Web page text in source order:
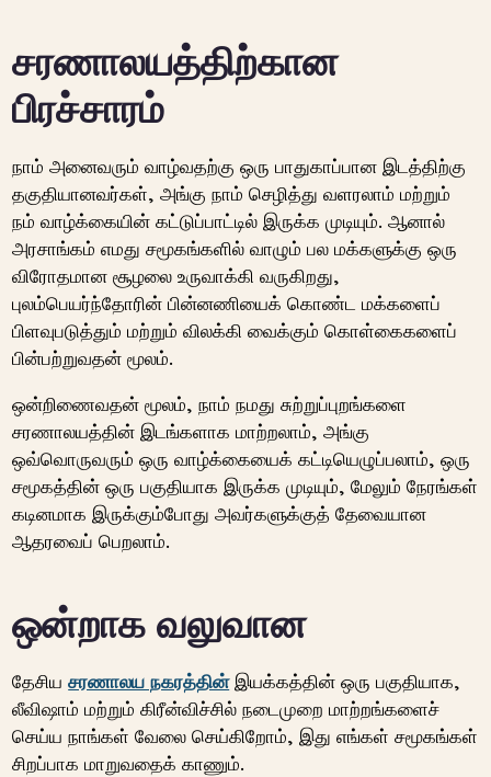
சரணாலயத்திற்கான
பிரச்சாரம்
நாம் அனைவரும் வாழ்வதற்கு ஒரு பாதுகாப்பான இடத்திற்கு
தகுதியானவர்கள், அங்கு நாம் செழித்து வளரலாம் மற்றும்
நம் வாழ்க்கையின் கட்டுப்பாட்டில் இருக்க முடியும்.ஆனால்
அரசாங்கம் எமது சமூகங்களில் வாழும் பல மக்களுக்கு ஒரு
விரோதமான சூழலை உருவாக்கி வருகிறது,
புலம்பெயர்ந்தோரின் பின்னணியைக் கொண்ட மக்களைப்
பிளவுபடுத்தும் மற்றும் விலக்கி வைக்கும் கொள்கைகளைப்
பின்பற்றுவதன் மூலம்.
ஒன்றிணைவதன் மூலம், நாம் நமது சுற்றுப்புறங்களை
சரணாலயத்தின் இடங்களாக மாற்றலாம், அங்கு
ஒவ்வொருவரும் ஒரு வாழ்க்கையைக் கட்டியெழுப்பலாம், ஒரு
சமூகத்தின் ஒரு பகுதியாக இருக்க முடியும், மேலும் நேரங்கள்
கடினமாக இருக்கும்போது அவர்களுக்குத் தேவையான
ஆதரவைப் பெறலாம்.
ஒன்றாக வலுவான
தேசியசரணாலய நகரத்தின்இயக்கத்தின் ஒரு பகுதியாக,
லீவிஷாம் மற்றும் கிரீன்விச்சில் நடைமுறை மாற்றங்களைச்
செய்ய நாங்கள் வேலை செய்கிறோம், இது எங்கள் சமூகங்கள்
சிறப்பாக மாறுவதைக் காணும்.